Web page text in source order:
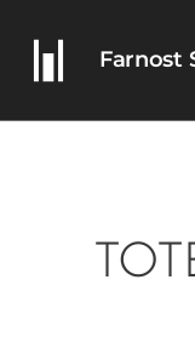
Farnost